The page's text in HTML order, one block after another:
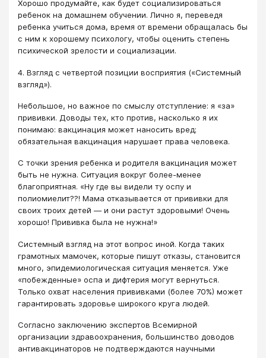
Хорошо продумайте, как будет социализироваться
ребенок на домашнем обучении. Лично я, переведя
ребенка учиться дома, время от времени обращалась бы
с ним к хорошему психологу, чтобы оценить степень
психической зрелости и социализации.
4. Взгляд с четвертой позиции восприятия («Системный
взгляд»).
Небольшое, но важное по смыслу отступление: я «за»
прививки. Доводы тех, кто против, насколько я их
понимаю: вакцинация может наносить вред;
обязательная вакцинация нарушает права человека.
С точки зрения ребенка и родителя вакцинация может
быть не нужна. Ситуация вокруг более-менее
благоприятная. «Ну где вы видели ту оспу и
полиомиелит??! Мама отказывается от прививки для
своих троих детей ― и они растут здоровыми! Очень
хорошо! Прививка была не нужна!»
Системный взгляд на этот вопрос иной. Когда таких
грамотных мамочек, которые пишут отказы, становится
много, эпидемиологическая ситуация меняется. Уже
«побежденные» оспа и дифтерия могут вернуться.
Только охват населения прививками (более 70%) может
гарантировать здоровье широкого круга людей.
Согласно заключению экспертов Всемирной
организации здравоохранения, большинство доводов
антивакцинаторов не подтверждаются научными